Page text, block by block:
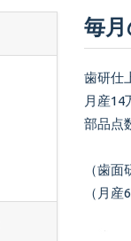
毎
歯研仕
月産14
部品点
（歯面
（月産